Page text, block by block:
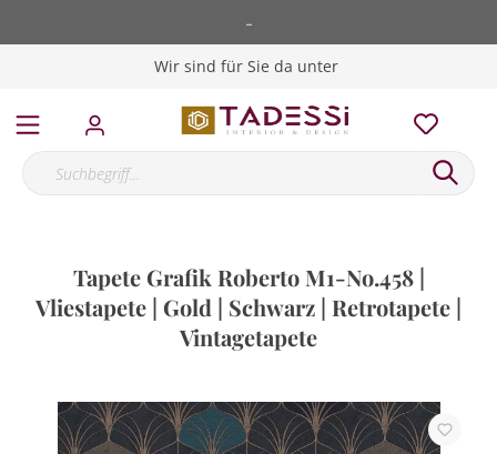
-
Wir sind für Sie da unter
Tapete Grafik Roberto M1-No.458 |
Vliestapete | Gold | Schwarz | Retrotapete |
Vintagetapete